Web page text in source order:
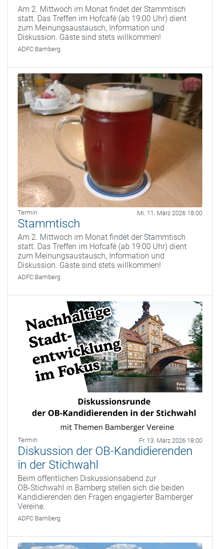
Am 2. Mittwoch im Monat findet der Stammtisch
statt. Das Treffen im Hofcafé (ab 19:00 Uhr) dient
zum Meinungsaustausch, Information und
Diskussion. Gäste sind stets willkommen!
ADFC Bamberg
Termin Mi. 11. März 2026 18:00
Stammtisch
Am 2. Mittwoch im Monat findet der Stammtisch
statt. Das Treffen im Hofcafé (ab 19:00 Uhr) dient
zum Meinungsaustausch, Information und
Diskussion. Gäste sind stets willkommen!
ADFC Bamberg
Termin Fr. 13. März 2026 18:00
Diskussion der OB-Kandidierenden
in der Stichwahl
Beim öffentlichen Diskussionsabend zur
OB‑Stichwahl in Bamberg stellen sich die beiden
Kandidierenden den Fragen engagierter Bamberger
Vereine.
ADFC Bamberg